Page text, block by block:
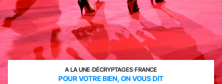
A LA UNE›DÉCRYPTAGES›FRANCE
POUR VOTRE BIEN, ON VOUS DIT